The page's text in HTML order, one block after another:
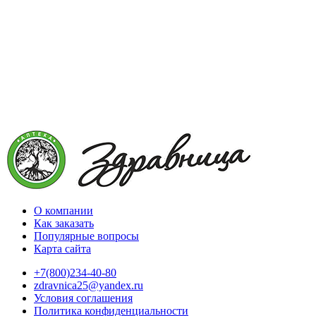
О компании
Как заказать
Популярные вопросы
Карта сайта
+7(800)234-40-80
zdravnica25@yandex.ru
Условия соглашения
Политика конфиденциальности